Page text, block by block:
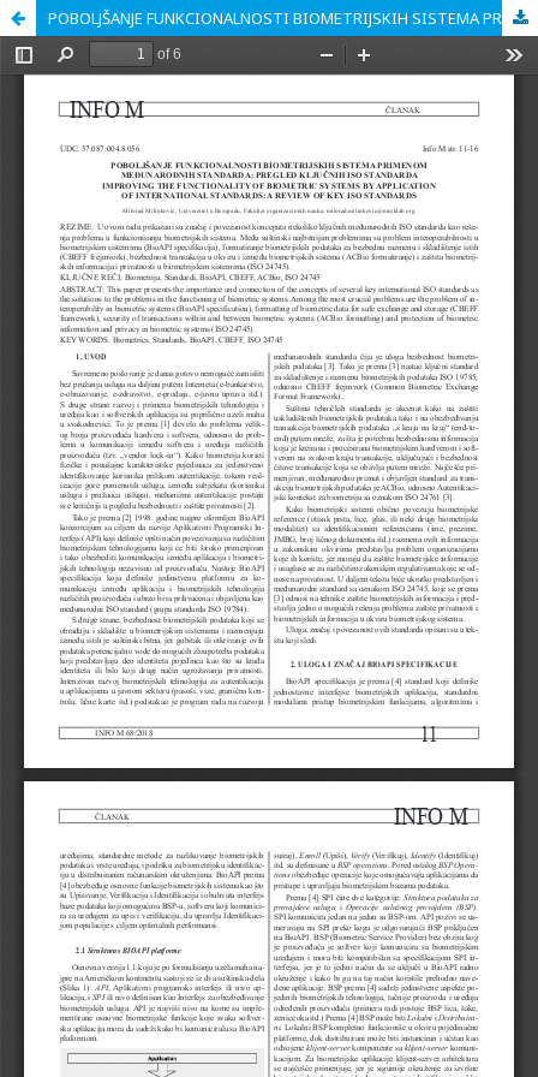
POBOLJŠANJE FUNKCIONALNOSTI BIOMETRIJSKIH SISTEMA PRIMENOM MEĐUNARODNIH STANDARDA: PREGLED KLJUČNIH ISO STANDARDA